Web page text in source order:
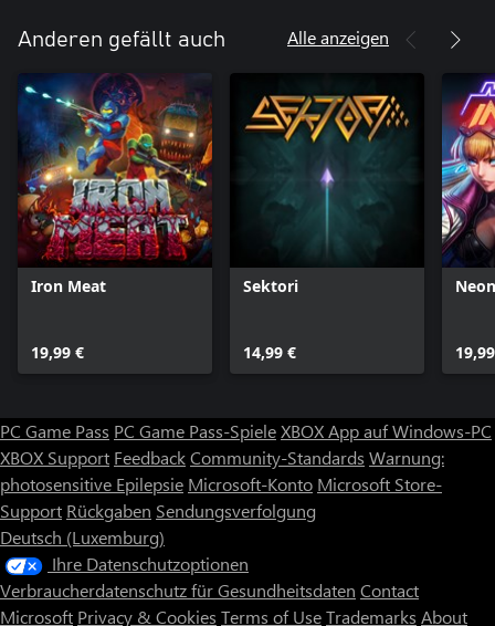
Anderen gefällt auch Alle anzeigen
Iron Meat
19,99 €
Sektori
14,99 €
PC Game Pass PC Game Pass-SpieleXBOX App auf Windows-PC
XBOX Support FeedbackCommunity-Standards Warnung:
photosensitive Epilepsie Microsoft-Konto Microsoft Store-
Support Rückgaben Sendungsverfolgung
Deutsch (Luxemburg)
Ihre Datenschutzoptionen
Verbraucherdatenschutz für Gesundheitsdaten Contact
Microsoft Privacy & Cookies Terms of UseTrademarks About